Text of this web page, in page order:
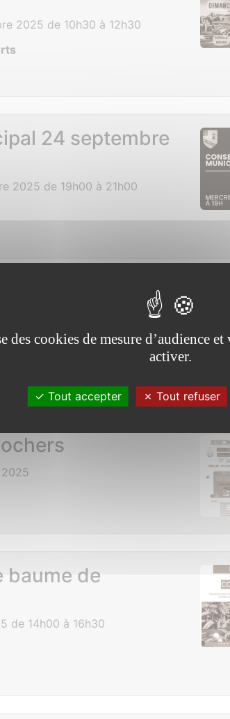
2025 de 10h30 à 12h30
24 septembre
2025 de 19h00 à 21h00
les vincentais dans
baume de
de 14h00 à 16h30
des cookies de mesure d’audience
activer.
Tout accepter Tout refuser